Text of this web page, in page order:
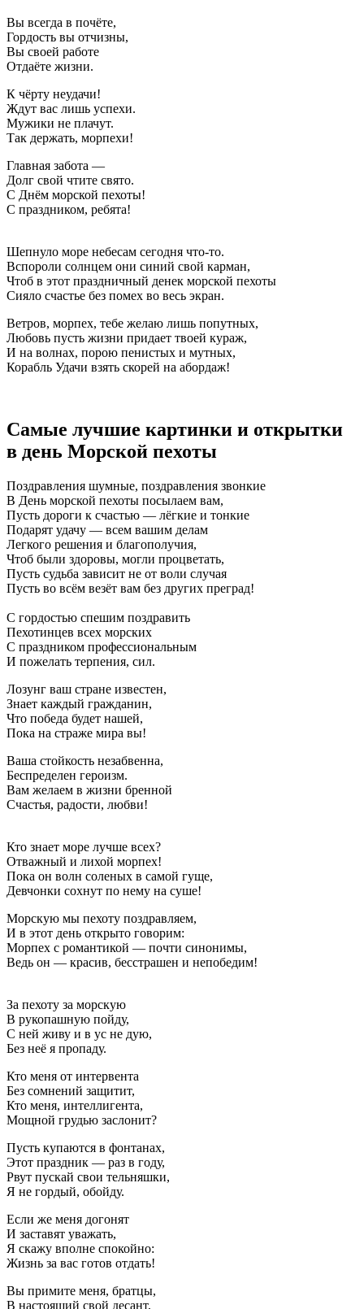
Вы всегда в почёте,
Гордость вы отчизны,
Вы своей работе
Отдаёте жизни.
К чёрту неудачи!
Ждут вас лишь успехи.
Мужики не плачут.
Так держать, морпехи!
Главная забота —
Долг свой чтите свято.
С Днём морской пехоты!
С праздником, ребята!
Шепнуло море небесам сегодня что-то.
Вспороли солнцем они синий свой карман,
Чтоб в этот праздничный денек морской пехоты
Сияло счастье без помех во весь экран.
Ветров, морпех, тебе желаю лишь попутных,
Любовь пусть жизни придает твоей кураж,
И на волнах, порою пенистых и мутных,
Корабль Удачи взять скорей на абордаж!
Самые лучшие картинки и открытки
в день Морской пехоты
Поздравления шумные, поздравления звонкие
В День морской пехоты посылаем вам,
Пусть дороги к счастью — лёгкие и тонкие
Подарят удачу — всем вашим делам
Легкого решения и благополучия,
Чтоб были здоровы, могли процветать,
Пусть судьба зависит не от воли случая
Пусть во всём везёт вам без других преград!
С гордостью спешим поздравить
Пехотинцев всех морских
С праздником профессиональным
И пожелать терпения, сил.
Лозунг ваш стране известен,
Знает каждый гражданин,
Что победа будет нашей,
Пока на страже мира вы!
Ваша стойкость незабвенна,
Беспределен героизм.
Вам желаем в жизни бренной
Счастья, радости, любви!
Кто знает море лучше всех?
Отважный и лихой морпех!
Пока он волн соленых в самой гуще,
Девчонки сохнут по нему на суше!
Морскую мы пехоту поздравляем,
И в этот день открыто говорим:
Морпех с романтикой — почти синонимы,
Ведь он — красив, бесстрашен и непобедим!
За пехоту за морскую
В рукопашную пойду,
С ней живу и в ус не дую,
Без неё я пропаду.
Кто меня от интервента
Без сомнений защитит,
Кто меня, интеллигента,
Мощной грудью заслонит?
Пусть купаются в фонтанах,
Этот праздник — раз в году,
Рвут пускай свои тельняшки,
Я не гордый, обойду.
Если же меня догонят
И заставят уважать,
Я скажу вполне спокойно:
Жизнь за вас готов отдать!
Вы примите меня, братцы,
В настоящий свой десант,